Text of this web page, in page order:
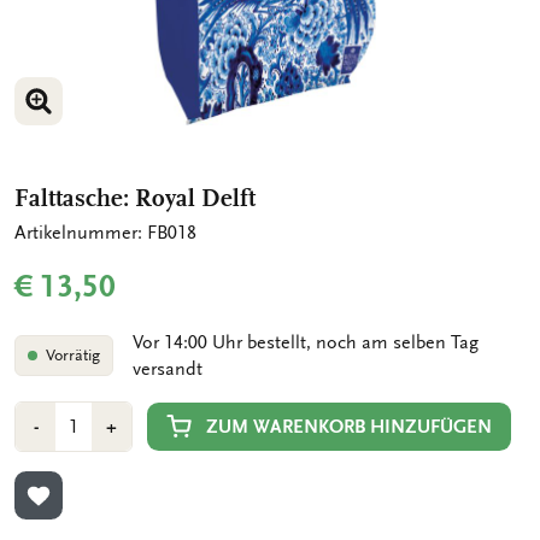
BILD VERGRÖSSERN
Falttasche: Royal Delft
Artikelnummer: FB018
€ 13,50
Vorrätig
Vor 14:00 Uhr bestellt, noch am selben Tag
versandt
-Min
1
Anzahl
+Plus
1
ZUM WARENKORB HINZUFÜGEN
ZUR WUNSCHLISTE HINZUFÜGEN